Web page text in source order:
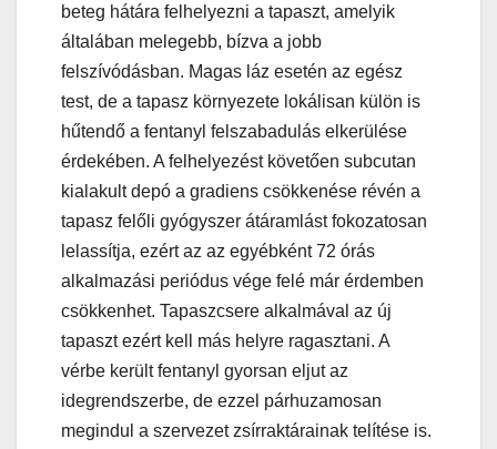
beteg hátára felhelyezni a tapaszt, amelyik
általában melegebb, bízva a jobb
felszívódásban. Magas láz esetén az egész
test, de a tapasz környezete lokálisan külön is
hűtendő a fentanyl felszabadulás elkerülése
érdekében. A felhelyezést követően subcutan
kialakult depó a gradiens csökkenése révén a
tapasz felőli gyógyszer átáramlást fokozatosan
lelassítja, ezért az az egyébként 72 órás
alkalmazási periódus vége felé már érdemben
csökkenhet. Tapaszcsere alkalmával az új
tapaszt ezért kell más helyre ragasztani. A
vérbe került fentanyl gyorsan eljut az
idegrendszerbe, de ezzel párhuzamosan
megindul a szervezet zsírraktárainak telítése is.